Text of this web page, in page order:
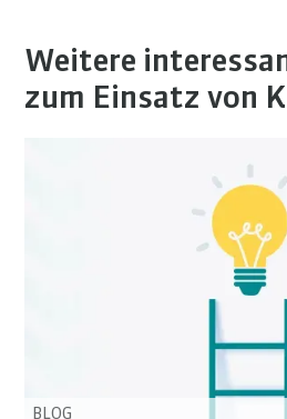
Weitere
zum Einsatz von
BLOG